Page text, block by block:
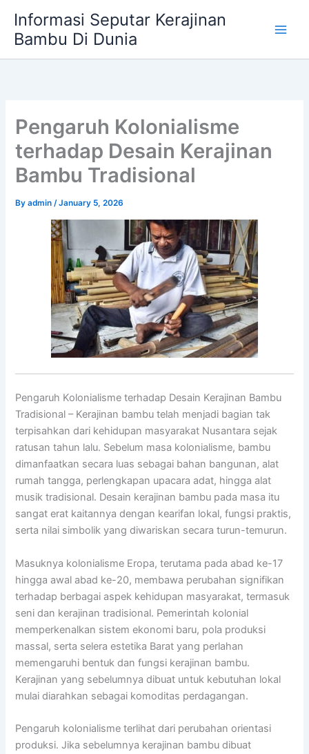
content
Informasi Seputar Kerajinan
Bambu Di Dunia
Pengaruh Kolonialisme
terhadap Desain Kerajinan
Bambu Tradisional
Byadmin/January 5, 2026
Pengaruh Kolonialisme terhadap Desain Kerajinan Bambu
Tradisional – Kerajinan bambu telah menjadi bagian tak
terpisahkan dari kehidupan masyarakat Nusantara sejak
ratusan tahun lalu. Sebelum masa kolonialisme, bambu
dimanfaatkan secara luas sebagai bahan bangunan, alat
rumah tangga, perlengkapan upacara adat, hingga alat
musik tradisional. Desain kerajinan bambu pada masa itu
sangat erat kaitannya dengan kearifan lokal, fungsi praktis,
serta nilai simbolik yang diwariskan secara turun-temurun.
Masuknya kolonialisme Eropa, terutama pada abad ke-17
hingga awal abad ke-20, membawa perubahan signifikan
terhadap berbagai aspek kehidupan masyarakat, termasuk
seni dan kerajinan tradisional. Pemerintah kolonial
memperkenalkan sistem ekonomi baru, pola produksi
massal, serta selera estetika Barat yang perlahan
memengaruhi bentuk dan fungsi kerajinan bambu.
Kerajinan yang sebelumnya dibuat untuk kebutuhan lokal
mulai diarahkan sebagai komoditas perdagangan.
Pengaruh kolonialisme terlihat dari perubahan orientasi
produksi. Jika sebelumnya kerajinan bambu dibuat